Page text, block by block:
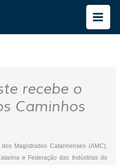
recebe o
Caminhos
Magistrados Catarinenses (AMC),
e Federação das Indústrias do